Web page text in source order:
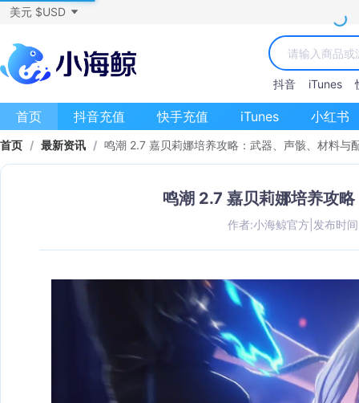
美元 $USD
抖音 iTunes
首页 抖音充值 快手充值 iTunes 小红书
首页 / 最新资讯 / 鸣潮 2.7 嘉贝莉娜培养攻略：武器、声骸、材料与
鸣潮 2.7 嘉贝莉娜培养攻
作者:小海鲸官方 发布时